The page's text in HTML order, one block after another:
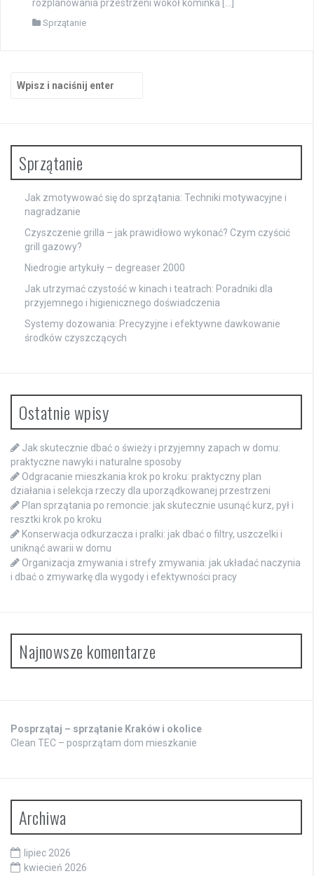
rozplanowania przestrzeni wokół kominka […]
Sprzątanie
Sprzątanie
Jak zmotywować się do sprzątania: Techniki motywacyjne i
nagradzanie
Czyszczenie grilla – jak prawidłowo wykonać? Czym czyścić
grill gazowy?
Niedrogie artykuły – degreaser 2000
Jak utrzymać czystość w kinach i teatrach: Poradniki dla
przyjemnego i higienicznego doświadczenia
Systemy dozowania: Precyzyjne i efektywne dawkowanie
środków czyszczących
Ostatnie wpisy
Jak skutecznie dbać o świeży i przyjemny zapach w domu:
praktyczne nawyki i naturalne sposoby
Odgracanie mieszkania krok po kroku: praktyczny plan
działania i selekcja rzeczy dla uporządkowanej przestrzeni
Plan sprzątania po remoncie: jak skutecznie usunąć kurz, pył i
resztki krok po kroku
Konserwacja odkurzacza i pralki: jak dbać o filtry, uszczelki i
uniknąć awarii w domu
Organizacja zmywania i strefy zmywania: jak układać naczynia
i dbać o zmywarkę dla wygody i efektywności pracy
Najnowsze komentarze
Posprzątaj – sprzątanie Kraków i okolice
Clean TEC – posprzątam dom mieszkanie
Archiwa
lipiec 2026
kwiecień 2026